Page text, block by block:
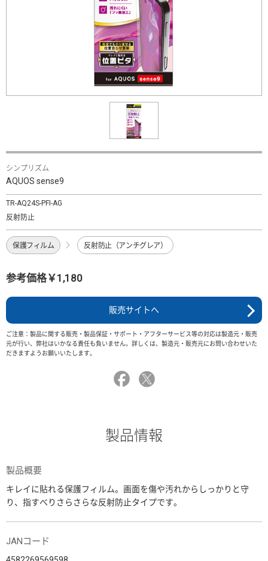
シンプリズム
AQUOS sense9
TR-AQ24S-PFI-AG
反射防止
保護フィルム 反射防止（アンチグレア）
参考価格￥1,180
販売サイトへ
ご注意：製品に関する販売・製品保証・サポート・アフターサービス等の対応は製造元・販売
元が行い、弊社はいかなる責任も負いません。詳しくは、製造元・販売元にお問い合わせいた
だきますようお願いいたします。
製品情報
製品概要
キレイに貼れる保護フィルム。画面を傷や汚れからしっかりと守
り、指すべりさらさらな反射防止タイプです。
JANコード